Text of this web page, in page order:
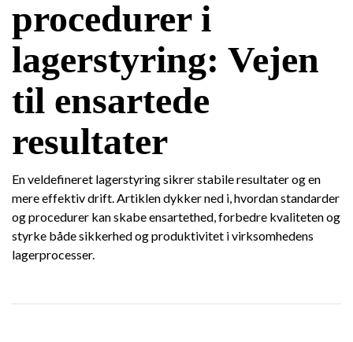
procedurer i
lagerstyring: Vejen
til ensartede
resultater
En veldefineret lagerstyring sikrer stabile resultater og en
mere effektiv drift. Artiklen dykker ned i, hvordan standarder
og procedurer kan skabe ensartethed, forbedre kvaliteten og
styrke både sikkerhed og produktivitet i virksomhedens
lagerprocesser.